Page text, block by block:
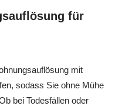
für
mit
sodass Sie ohne Mühe
bei Todesfällen oder